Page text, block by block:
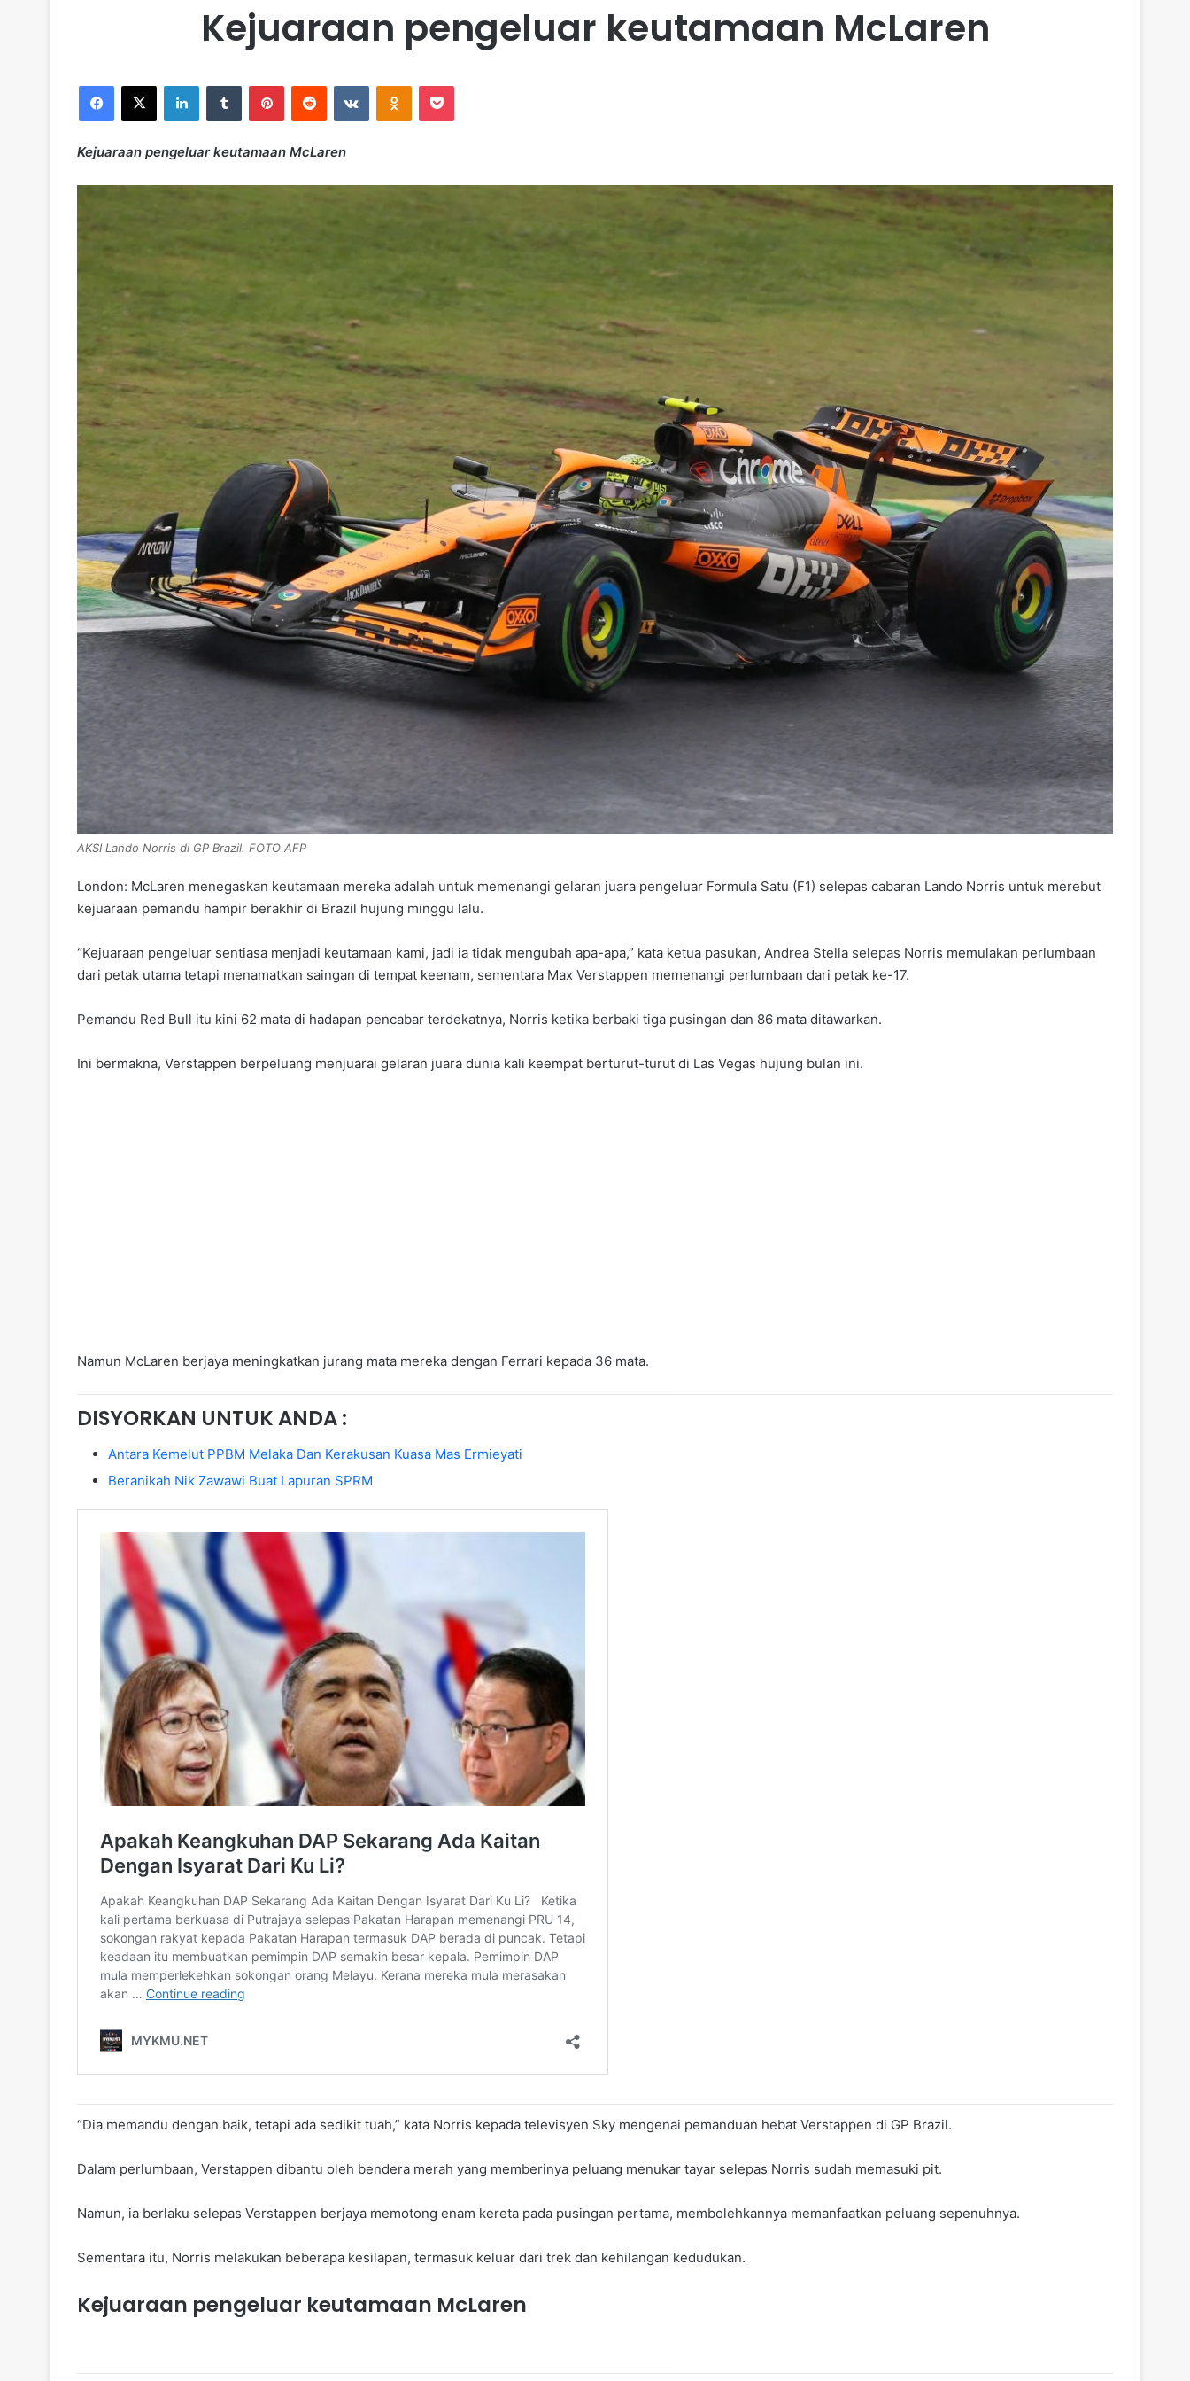
Kejuaraan pengeluar keutamaan McLaren
Kejuaraan pengeluar keutamaan McLaren
AKSI Lando Norris di GP Brazil. FOTO AFP
London: McLaren menegaskan keutamaan mereka adalah untuk memenangi gelaran juara pengeluar Formula Satu (F1) selepas cabaran Lando Norris untuk merebut
kejuaraan pemandu hampir berakhir di Brazil hujung minggu lalu.
“Kejuaraan pengeluar sentiasa menjadi keutamaan kami, jadi ia tidak mengubah apa-apa,” kata ketua pasukan, Andrea Stella selepas Norris memulakan perlumbaan
dari petak utama tetapi menamatkan saingan di tempat keenam, sementara Max Verstappen memenangi perlumbaan dari petak ke-17.
Pemandu Red Bull itu kini 62 mata di hadapan pencabar terdekatnya, Norris ketika berbaki tiga pusingan dan 86 mata ditawarkan.
Ini bermakna, Verstappen berpeluang menjuarai gelaran juara dunia kali keempat berturut-turut di Las Vegas hujung bulan ini.
Namun McLaren berjaya meningkatkan jurang mata mereka dengan Ferrari kepada 36 mata.
DISYORKAN UNTUK ANDA :
Antara Kemelut PPBM Melaka Dan Kerakusan Kuasa Mas Ermieyati
Beranikah Nik Zawawi Buat Lapuran SPRM
“Dia memandu dengan baik, tetapi ada sedikit tuah,” kata Norris kepada televisyen Sky mengenai pemanduan hebat Verstappen di GP Brazil.
Dalam perlumbaan, Verstappen dibantu oleh bendera merah yang memberinya peluang menukar tayar selepas Norris sudah memasuki pit.
Namun, ia berlaku selepas Verstappen berjaya memotong enam kereta pada pusingan pertama, membolehkannya memanfaatkan peluang sepenuhnya.
Sementara itu, Norris melakukan beberapa kesilapan, termasuk keluar dari trek dan kehilangan kedudukan.
Kejuaraan pengeluar keutamaan McLaren